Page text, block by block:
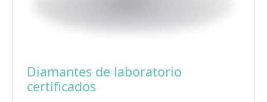
Diamantes de laboratorio
certificados